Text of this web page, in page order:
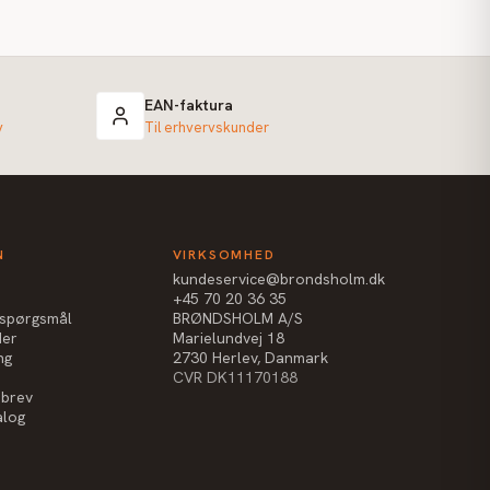
EAN-faktura
Til erhvervskunder
VIRKSOMHED
kundeservice@brondsholm.dk
+45 70 20 36 35
BRØNDSHOLM A/S
Marielundvej 18
2730 Herlev, Danmark
CVR DK11170188